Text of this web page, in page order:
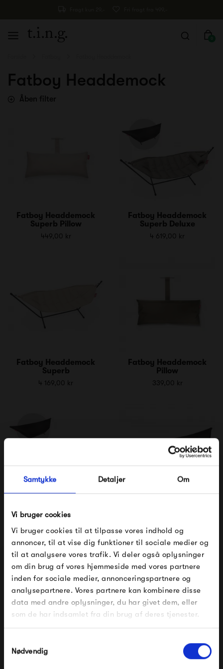
Samtykke Detaljer Om
Vi bruger cookies
Vi bruger cookies til at tilpasse vores indhold og
annoncer, til at vise dig funktioner til sociale medier og
til at analysere vores trafik. Vi deler også oplysninger
om din brug af vores hjemmeside med vores partnere
inden for sociale medier, annonceringspartnere og
analysepartnere. Vores partnere kan kombinere disse
data med andre oplysninger, du har givet dem, eller
som de har indsamlet fra din brug af deres tjenester.
Nødvendig
0
Fatboy Headdemock
Åben filter
Fatboy Headdemock
Superb Pillow
449,00 kr
Fatboy Headdemock
Superb Deluxe
4 619,00 kr
Fatboy Headdemock
Superb
4 169,00 kr
Fatboy Headdemock
Pillow
339,00 kr
Fatboy Headdemock
Deluxe
3 569,00 kr 969,00 kr
Fatboy Headdemock
FÅ 10% PÅ DIN NÆSTE ORDRE
Indtast din e-mail, så sender vi rabatkoden til dig på
mail. Minimumsbeløb er 499 kr. for at indløse
rabatten.
Gælder ikke på produkter fra Fermob, File Under